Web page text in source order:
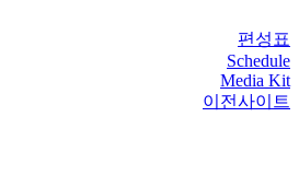
편성표
Schedule
Media Kit
이전사이트